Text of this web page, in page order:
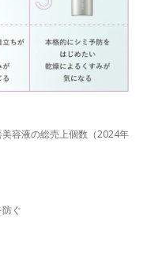
容液の総売上個数（2024年
ぐ